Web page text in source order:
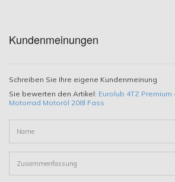
Inhalt
Herstellerartikelnummer
321208
EAN
4025377321288
Kundenmeinungen
Schreiben Sie Ihre eigene Kundenmeinung
Sie bewerten den Artikel: Eurolub 4TZ Premium
Motorrad Motoröl 208l Fass